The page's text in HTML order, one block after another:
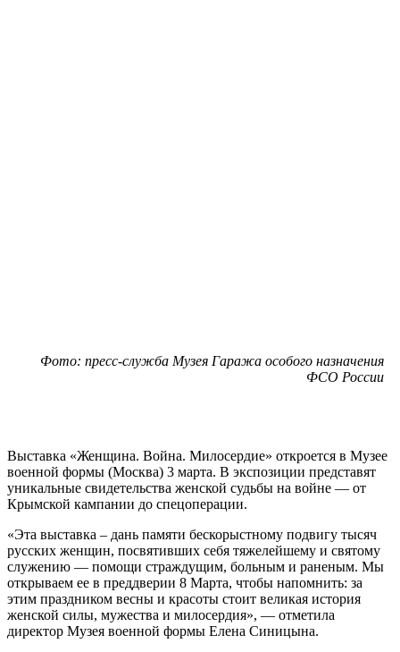
Фото: пресс-служба Музея Гаража особого назначения
ФСО России
Выставка «Женщина. Война. Милосердие» откроется в Музее
военной формы (Москва) 3 марта. В экспозиции представят
уникальные свидетельства женской судьбы на войне — от
Крымской кампании до спецоперации.
«Эта выставка ‒ дань памяти бескорыстному подвигу тысяч
русских женщин, посвятивших себя тяжелейшему и святому
служению — помощи страждущим, больным и раненым. Мы
открываем ее в преддверии 8 Марта, чтобы напомнить: за
этим праздником весны и красоты стоит великая история
женской силы, мужества и милосердия», — отметила
директор Музея военной формы Елена Синицына.